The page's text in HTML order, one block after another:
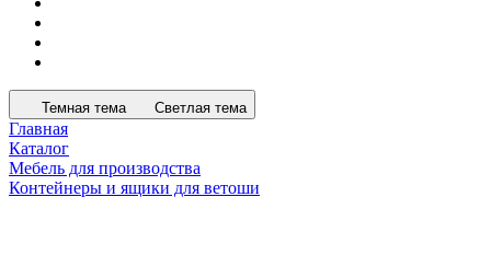
Темная тема Светлая тема
Главная
Каталог
Мебель для производства
Контейнеры и ящики для ветоши